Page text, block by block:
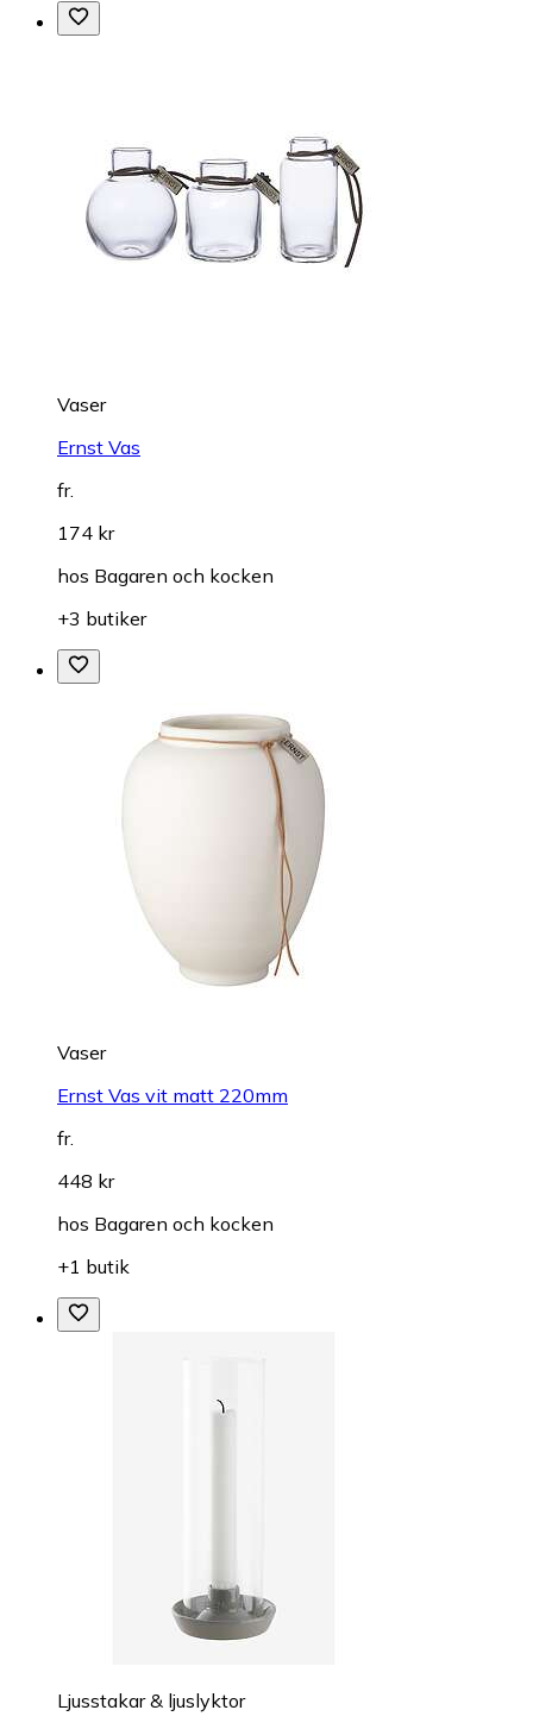
Vaser
Ernst Vas
fr.
174 kr
hos Bagaren och kocken
+3 butiker
Vaser
Ernst Vas vit matt 220mm
fr.
448 kr
hos Bagaren och kocken
+1 butik
Ljusstakar & ljuslyktor